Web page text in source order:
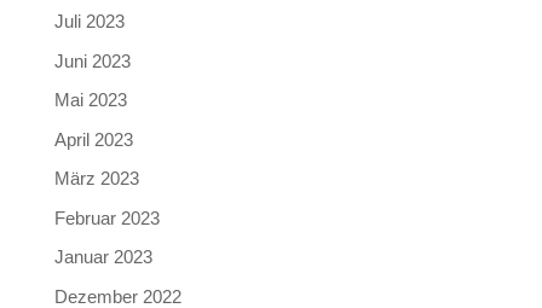
Juli 2023
Juni 2023
Mai 2023
April 2023
März 2023
Februar 2023
Januar 2023
Dezember 2022